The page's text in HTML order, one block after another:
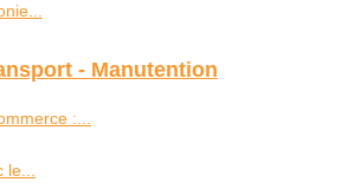
- Manutention
:...